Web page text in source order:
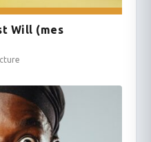
Will (mes